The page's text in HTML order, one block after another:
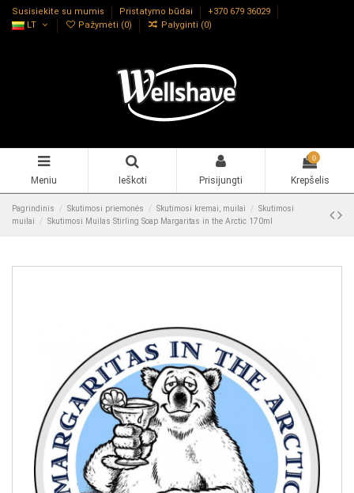
Susisiekite su mumis Pristatymo būdai
+370 679 36029
LT
Pažymėti (0) Palyginti (0)
Meniu Ieškoti Prisijungti
0
Krepšelis
Pagrindinis Skutimosi priemonės Skutimosi kremai, muilai
Skutimosi
muilai
Skutimosi Muilas Stirling Soap Margaritas in the Arctic 170ml